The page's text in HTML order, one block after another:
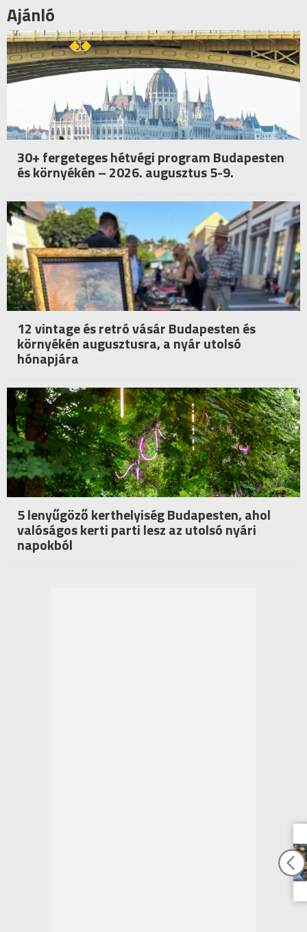
Ajánló
30+ fergeteges hétvégi program Budapesten
és környékén – 2026. augusztus 5-9.
12 vintage és retró vásár Budapesten és
környékén augusztusra, a nyár utolsó
hónapjára
5 lenyűgöző kerthelyiség Budapesten, ahol
valóságos kerti parti lesz az utolsó nyári
napokból